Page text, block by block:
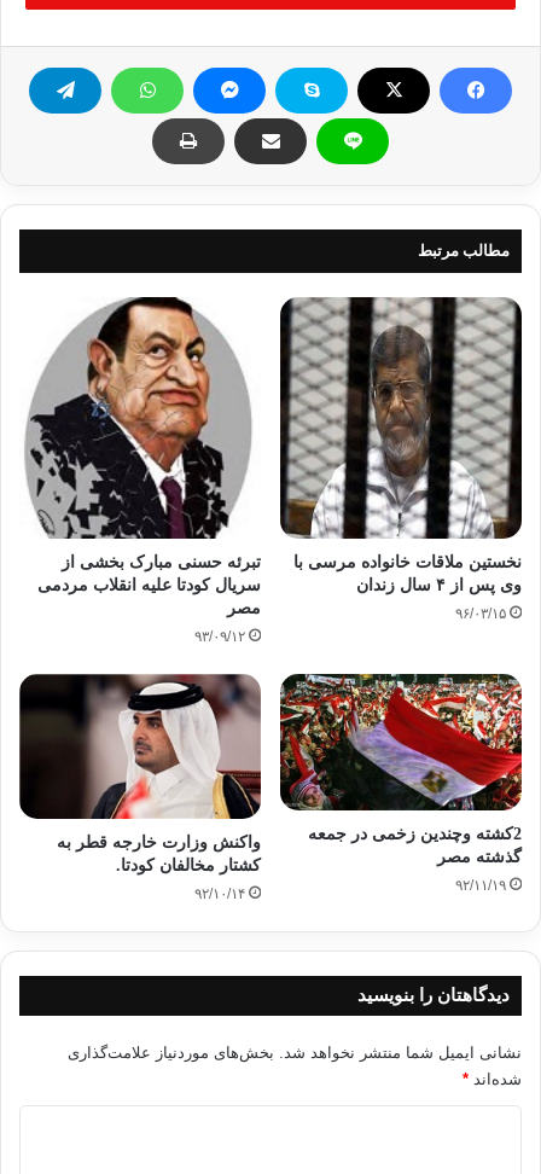
مبارک، ضمن تسلیت به قربانیان حملات تروریستی در سینا تهدید کرد
که هرگز آرام نخواهد گرفت مگر اینکه در مقابل یک شهید از ارتش و
پلیس ده هزار اخوانی کشته شود.
نهایی اعدام محمد مرسی، آن را اجرا خواهد کرد». این اظهارات الزند
بازتاب وسیعی در سایت های اجتماعی داشت و برخی از فعالان در
اظهارنظری در این باره نوشتند که احمد الزند تیر خلاص را به
وزارتخانه دادگستری شلیک کرد.
برخی دیگر نیز تاکید کردند که الزند نخستین وزیر دادگستری در تاریخ
است که به جنگ داخلی و خشونت تحریک می‌کند.
منبع: تسنیم
مصر وزیر دادگستری مصر
مطالب مرتبط
نخستین ملاقات خانواده مرسی با
وی پس از ۴ سال زندان
۹۶/۰۳/۱۵
تبرئه حسنی مبارک بخشی از
سریال کودتا علیه انقلاب مردمی
مصر
۹۳/۰۹/۱۲
2کشته وچندین زخمی در جمعه
گذشته مصر
۹۲/۱۱/۱۹
واکنش وزارت خارجه قطر به
کشتار مخالفان کودتا.
۹۲/۱۰/۱۴
دیدگاهتان را بنویسید
نشانی ایمیل شما منتشر نخواهد شد. بخش‌های موردنیاز علامت‌گذاری
شده‌اند *